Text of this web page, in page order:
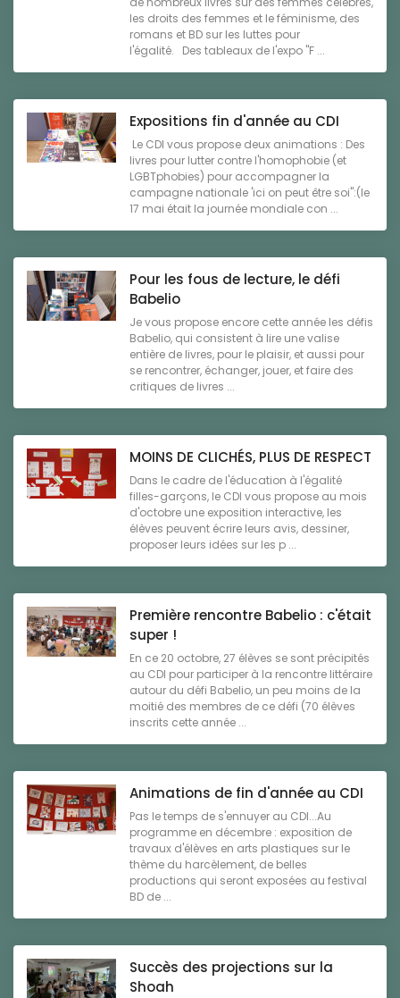
les droits des femmes et le féminisme, des
romans et BD sur les luttes pour
l'égalité. Des tableaux de l'expo "F ...
Expositions fin d'année au CDI
Le CDI vous propose deux animations : Des
livres pour lutter contre l'homophobie (et
LGBTphobies) pour accompagner la
campagne nationale 'ici on peut être soi":(le
17 mai était la journée mondiale con ...
Pour les fous de lecture, le défi
Babelio
Je vous propose encore cette année les défis
Babelio, qui consistent à lire une valise
entière de livres, pour le plaisir, et aussi pour
se rencontrer, échanger, jouer, et faire des
critiques de livres ...
MOINS DE CLICHÉS, PLUS DE RESPECT
Dans le cadre de l'éducation à l'égalité
filles-garçons, le CDI vous propose au mois
d'octobre une exposition interactive, les
élèves peuvent écrire leurs avis, dessiner,
proposer leurs idées sur les p ...
Première rencontre Babelio : c'était
super !
En ce 20 octobre, 27 élèves se sont précipités
au CDI pour participer à la rencontre littéraire
autour du défi Babelio, un peu moins de la
moitié des membres de ce défi (70 élèves
inscrits cette année ...
Animations de fin d'année au CDI
Pas le temps de s'ennuyer au CDI...Au
programme en décembre : exposition de
travaux d'élèves en arts plastiques sur le
thème du harcèlement, de belles
productions qui seront exposées au festival
BD de ...
Succès des projections sur la
Shoah